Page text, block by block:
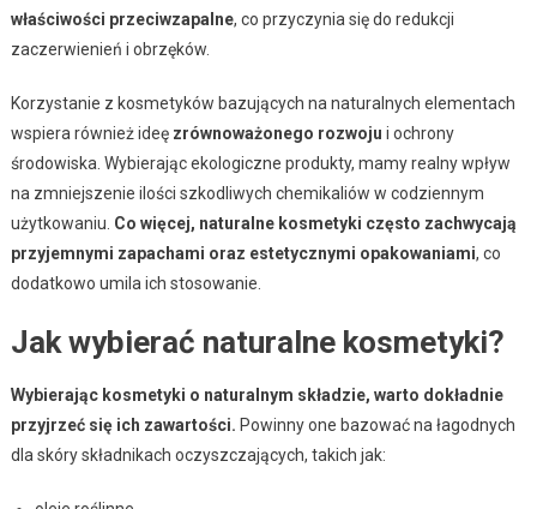
właściwości przeciwzapalne, co przyczynia się do redukcji
zaczerwienień i obrzęków.
Korzystanie z kosmetyków bazujących na naturalnych elementach
wspiera również ideę zrównoważonego rozwoju i ochrony
środowiska. Wybierając ekologiczne produkty, mamy realny wpływ
na zmniejszenie ilości szkodliwych chemikaliów w codziennym
użytkowaniu. Co więcej, naturalne kosmetyki często zachwycają
przyjemnymi zapachami oraz estetycznymi opakowaniami, co
dodatkowo umila ich stosowanie.
Jak wybierać naturalne kosmetyki?
Wybierając kosmetyki o naturalnym składzie, warto dokładnie
przyjrzeć się ich zawartości. Powinny one bazować na łagodnych
dla skóry składnikach oczyszczających, takich jak: